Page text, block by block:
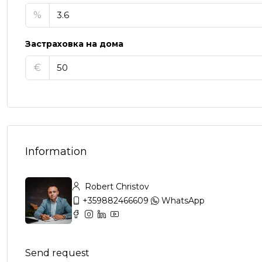
%
Застраховка на дома
€
Information
Robert Christov
+359882466609
WhatsApp
Send request